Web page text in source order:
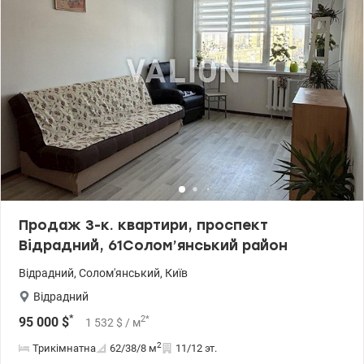
Продаж 3-к. квартири, проспект
Відрадний, 61Солом’янський район
Відрадний, Солом'янський, Київ
Відрадний
95 000 $* 1 532 $ / м2*
Трикімнатна 62/38/8 м2 11/12 эт.